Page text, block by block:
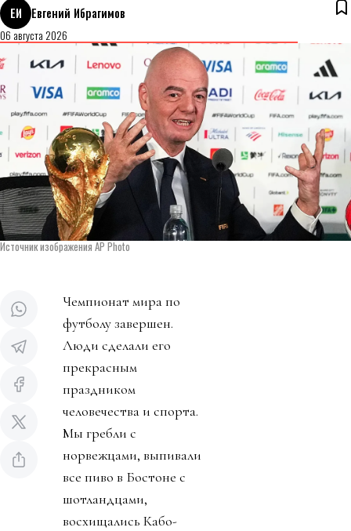
ЕИ
Евгений Ибрагимов
06 августа 2026
Источник изображения AP Photo
Чемпионат мира по
футболу завершен.
Люди сделали его
прекрасным
праздником
человечества и спорта.
Мы гребли с
норвежцами, выпивали
все пиво в Бостоне с
шотландцами,
восхищались Кабо-